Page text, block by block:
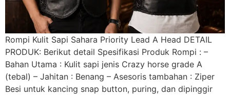
Rompi Kulit Sapi Sahara Priority Lead A Head DETAIL
PRODUK: Berikut detail Spesifikasi Produk Rompi : –
Bahan Utama : Kulit sapi jenis Crazy horse grade A
(tebal) – Jahitan : Benang – Asesoris tambahan : Ziper
Besi untuk kancing snap button, puring, dan dipinggir